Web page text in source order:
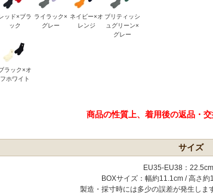
ッド×ブラ
ック
ライラック×
グレー
ネイビー×オ
レンジ
ブリティッシ
ュグリーン×
グレー
ラック×オ
フホワイト
商品の性質上、着用後の返品・交
サイズ
EU35-EU38：
BOXサイズ：幅約11.1cm / 高さ
製造・採寸時には多少の誤差が発生しま